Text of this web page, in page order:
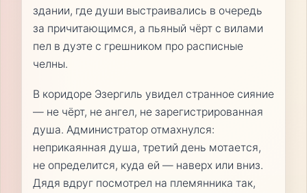
здании, где души выстраивались в очередь
за причитающимся, а пьяный чёрт с вилами
пел в дуэте с грешником про расписные
челны.
В коридоре Эзергиль увидел странное сияние
— не чёрт, не ангел, не зарегистрированная
душа. Администратор отмахнулся:
неприкаянная душа, третий день мотается,
не определится, куда ей — наверх или вниз.
Дядя вдруг посмотрел на племянника так,